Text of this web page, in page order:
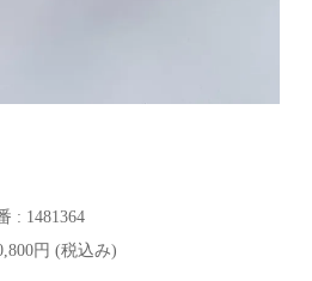
: 1481364
円 (税込み)